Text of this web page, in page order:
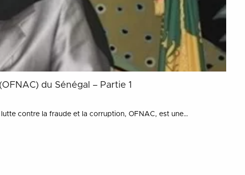
du Sénégal – Partie 1
contre la fraude et la corruption, OFNAC, est une…